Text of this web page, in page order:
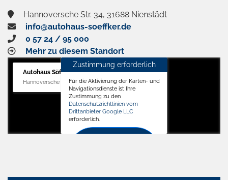
Hannoversche Str. 34, 31688 Nienstädt
info@autohaus-soeffker.de
0 57 24 / 95 000
Mehr zu diesem Standort
Autohaus Söffker GmbH
Hannoversche Str. 34, 31688 Nienstädt
Zustimmung erforderlich
Für die Aktivierung der Karten- und
Navigationsdienste ist Ihre
Zustimmung zu den
Datenschutzrichtlinien vom
Drittanbieter Google LLC
erforderlich.